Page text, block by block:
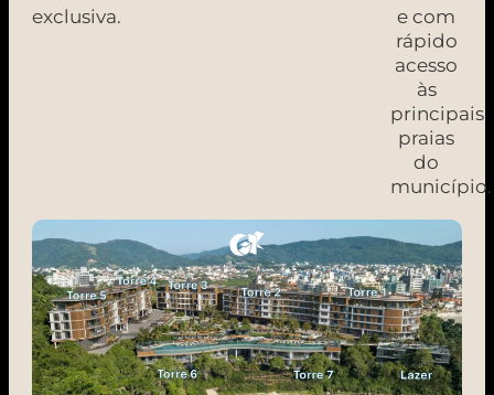
exclusiva.
e com
rápido
acesso
às
principais
praias
do
município.